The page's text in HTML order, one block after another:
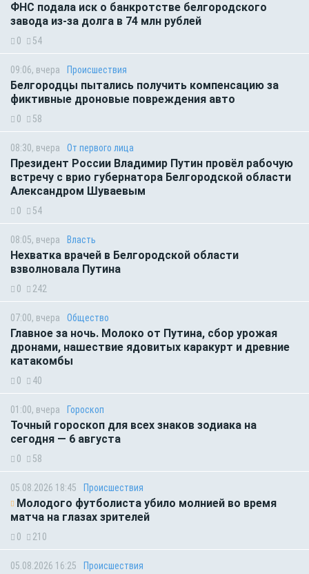
ФНС подала иск о банкротстве белгородского
завода из-за долга в 74 млн рублей
0 54
09:06, вчера Происшествия
Белгородцы пытались получить компенсацию за
фиктивные дроновые повреждения авто
0 58
08:30, вчера От первого лица
Президент России Владимир Путин провёл рабочую
встречу с врио губернатора Белгородской области
Александром Шуваевым
0 54
08:05, вчера Власть
Нехватка врачей в Белгородской области
взволновала Путина
0 242
07:00, вчера Общество
Главное за ночь. Молоко от Путина, сбор урожая
дронами, нашествие ядовитых каракурт и древние
катакомбы
0 40
01:00, вчера Гороскоп
Точный гороскоп для всех знаков зодиака на
сегодня — 6 августа
0 58
05.08.2026 18:45 Происшествия
Молодого футболиста убило молнией во время
матча на глазах зрителей
0 210
05.08.2026 16:25 Происшествия